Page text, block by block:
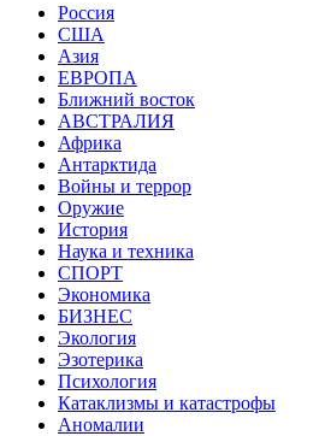
Россия
США
Азия
ЕВРОПА
Ближний восток
АВСТРАЛИЯ
Африка
Антарктида
Войны и террор
Оружие
История
Наука и техника
СПОРТ
Экономика
БИЗНЕС
Экология
Эзотерика
Психология
Катаклизмы и катастрофы
Аномалии